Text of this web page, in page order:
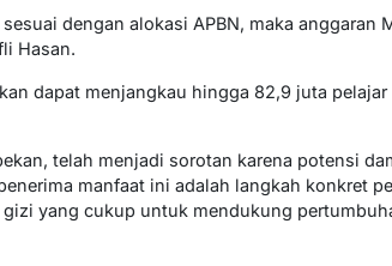
dengan alokasi APBN, maka anggaran
Hasan.
dapat menjangkau hingga 82,9 juta
telah menjadi sorotan karena potensi
manfaat ini adalah langkah konkret
yang cukup untuk mendukung